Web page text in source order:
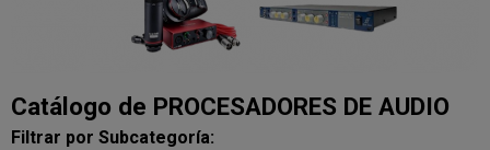
Catálogo de PROCESADORES DE AUDIO
Filtrar por Subcategoría: